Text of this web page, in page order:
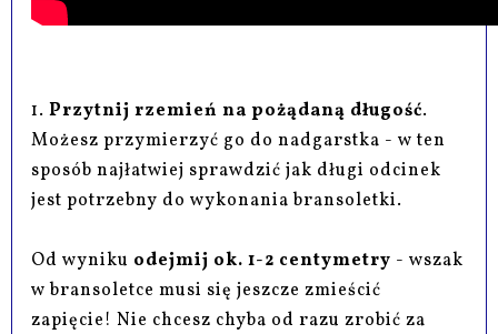
1.Przytnij rzemień na pożądaną długość.
Możesz przymierzyć go do nadgarstka - w ten
sposób najłatwiej sprawdzić jak długi odcinek
jest potrzebny do wykonania bransoletki.
Od wyniku odejmij ok. 1-2 centymetry - wszak
w bransoletce musi się jeszcze zmieścić
zapięcie! Nie chcesz chyba od razu zrobić za